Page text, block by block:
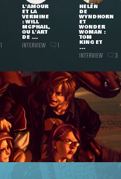
1
L'AMOUR
ET LA
VERMINE
: WILL
MCPHAIL,
OU L'ART
DE ...
INTERVIEW 1
HELEN
DE
WYNDHORN
ET
WONDER
WOMAN :
TOM
KING ET
...
INTERVIEW 3